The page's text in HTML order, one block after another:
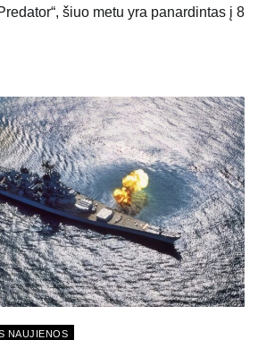
šiuo metu yra panardintas į 8
NAUJIENOS